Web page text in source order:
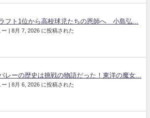
フト1位から高校球児たちの恩師へ 小島弘...
ー 8月 7, 2026 に投稿された
レーの歴史は挑戦の物語だった！東洋の魔女...
ー 8月 6, 2026 に投稿された